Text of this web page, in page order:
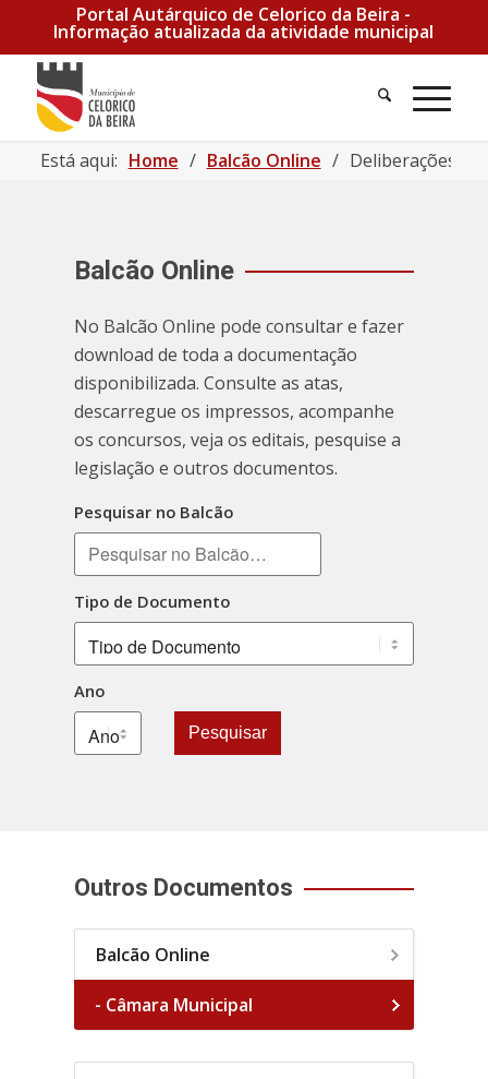
Portal Autárquico de Celorico da Beira -
Informação atualizada da atividade municipal
Pesquisa
Está aqui: Home / Balcão Online / Deliberações |
Balcão Online
No Balcão Online pode consultar e fazer
download de toda a documentação
disponibilizada. Consulte as atas,
descarregue os impressos, acompanhe
os concursos, veja os editais, pesquise a
legislação e outros documentos.
Pesquisar no Balcão
Tipo de Documento
Ano
Pesquisar
Outros Documentos
Balcão Online
- Câmara Municipal